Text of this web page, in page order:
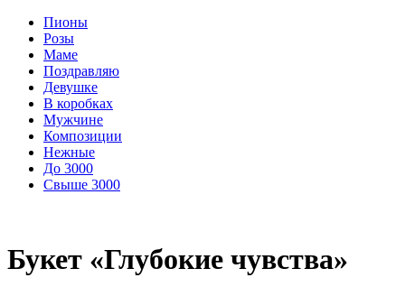
Пионы
Розы
Маме
Поздравляю
Девушке
В коробках
Мужчине
Композиции
Нежные
До 3000
Свыше 3000
Букет «Глубокие чувства»